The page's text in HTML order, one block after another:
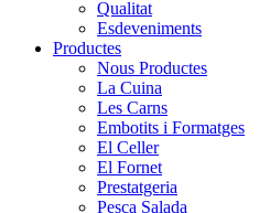
Qualitat
Esdeveniments
Productes
Nous Productes
La Cuina
Les Carns
Embotits i Formatges
El Celler
El Fornet
Prestatgeria
Pesca Salada